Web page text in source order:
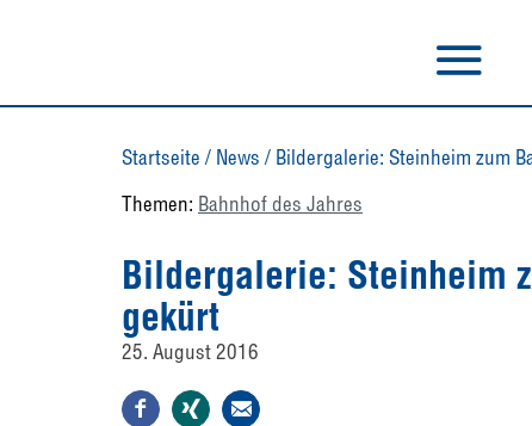
Startseite / News / Bildergalerie: Steinheim zum
Themen: Bahnhof des Jahres
Bildergalerie: Steinheim
gekürt
25. August 2016